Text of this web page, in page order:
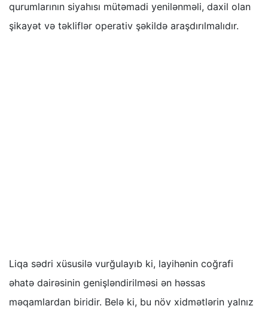
qurumlarının siyahısı mütəmadi yenilənməli, daxil olan
şikayət və təkliflər operativ şəkildə araşdırılmalıdır.
Liqa sədri xüsusilə vurğulayıb ki, layihənin coğrafi
əhatə dairəsinin genişləndirilməsi ən həssas
məqamlardan biridir. Belə ki, bu növ xidmətlərin yalnız